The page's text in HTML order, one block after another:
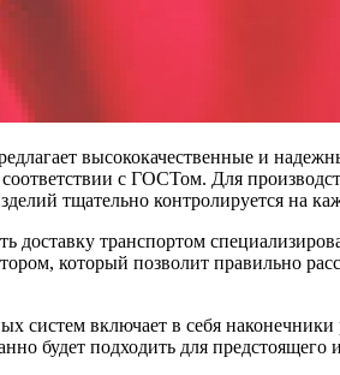
высококачественные и
с ГОСТом. Для
тщательно контролируется на
доставку транспортом
который позволит правильно
систем включает в себя
будет подходить для предстоящего